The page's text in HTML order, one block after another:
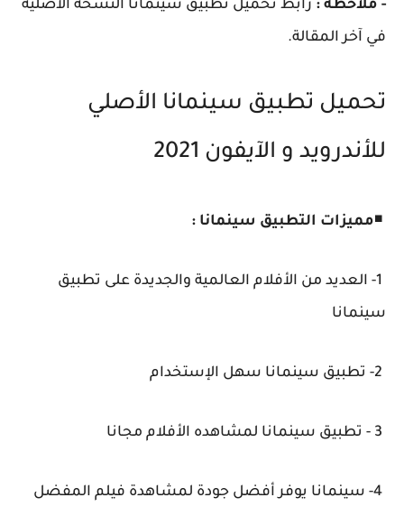
- ملاحظة : رابط تحميل تطبيق سينمانا النسخة الأصلية
في آخر المقالة.
تحميل تطبيق سينمانا الأصلي
للأندرويد و الآيفون 2021
◾مميزات التطبيق سينمانا :
1- العديد من الأفلام العالمية والجديدة على تطبيق
سينمانا
4- سينمانا يوفر أفضل جودة لمشاهدة فيلم المفضل